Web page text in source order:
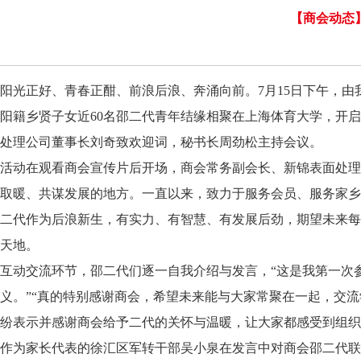
【商会动
阳光正好、青春正酣、前浪后浪、奔涌向前。7月15日下午，
阳籍乡贤子女近60名邵二代青年结缘相聚在上海体育大学，开
处理公司董事长刘奇致欢迎词，秘书长周劲松主持会议。
活动在观看商会宣传片后开场，商会常务副会长、新锦表面处
取暖、共谋发展的地方。一直以来，致力于服务会员、服务家
二代作为后浪新生，有实力、有智慧、有发展后劲，期望未来
天地。
互动交流环节，邵二代们逐一自我介绍与发言，“这是我第一
义。”“真的特别感谢商会，希望未来能与大家常聚在一起，交
纷表示并感谢商会给予二代的关怀与温暖，让大家都感受到组
作为家长代表的徐汇区军转干部吴小泉在发言中对商会邵二代